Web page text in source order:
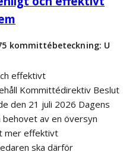
kommittébeteckning: U
effektivt
Kommittédirektiv Beslut
den 21 juli 2026 Dagens
av en översyn
mer effektivt
ska därför